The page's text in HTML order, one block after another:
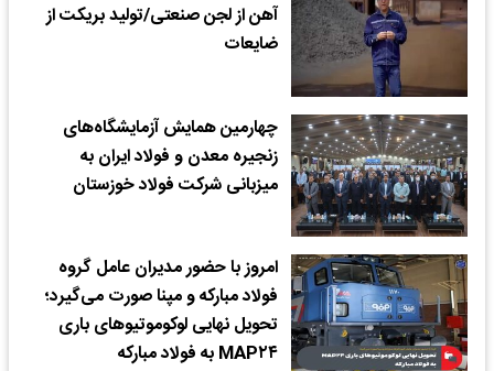
آهن از لجن صنعتی/تولید بریکت از
ضایعات
چهارمین همایش آزمایشگاه‌های
زنجیره معدن و فولاد ایران به
میزبانی شرکت فولاد خوزستان
امروز با حضور مدیران عامل گروه
فولاد مبارکه و مپنا صورت می‌گیرد؛
تحویل نهایی لوکوموتیوهای باری
MAP۲۴ به فولاد مبارکه